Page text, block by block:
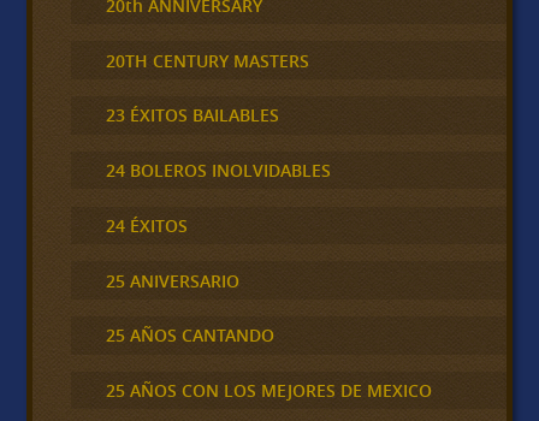
20th ANNIVERSARY
20TH CENTURY MASTERS
23 ÉXITOS BAILABLES
24 BOLEROS INOLVIDABLES
24 ÉXITOS
25 ANIVERSARIO
25 AÑOS CANTANDO
25 AÑOS CON LOS MEJORES DE MEXICO